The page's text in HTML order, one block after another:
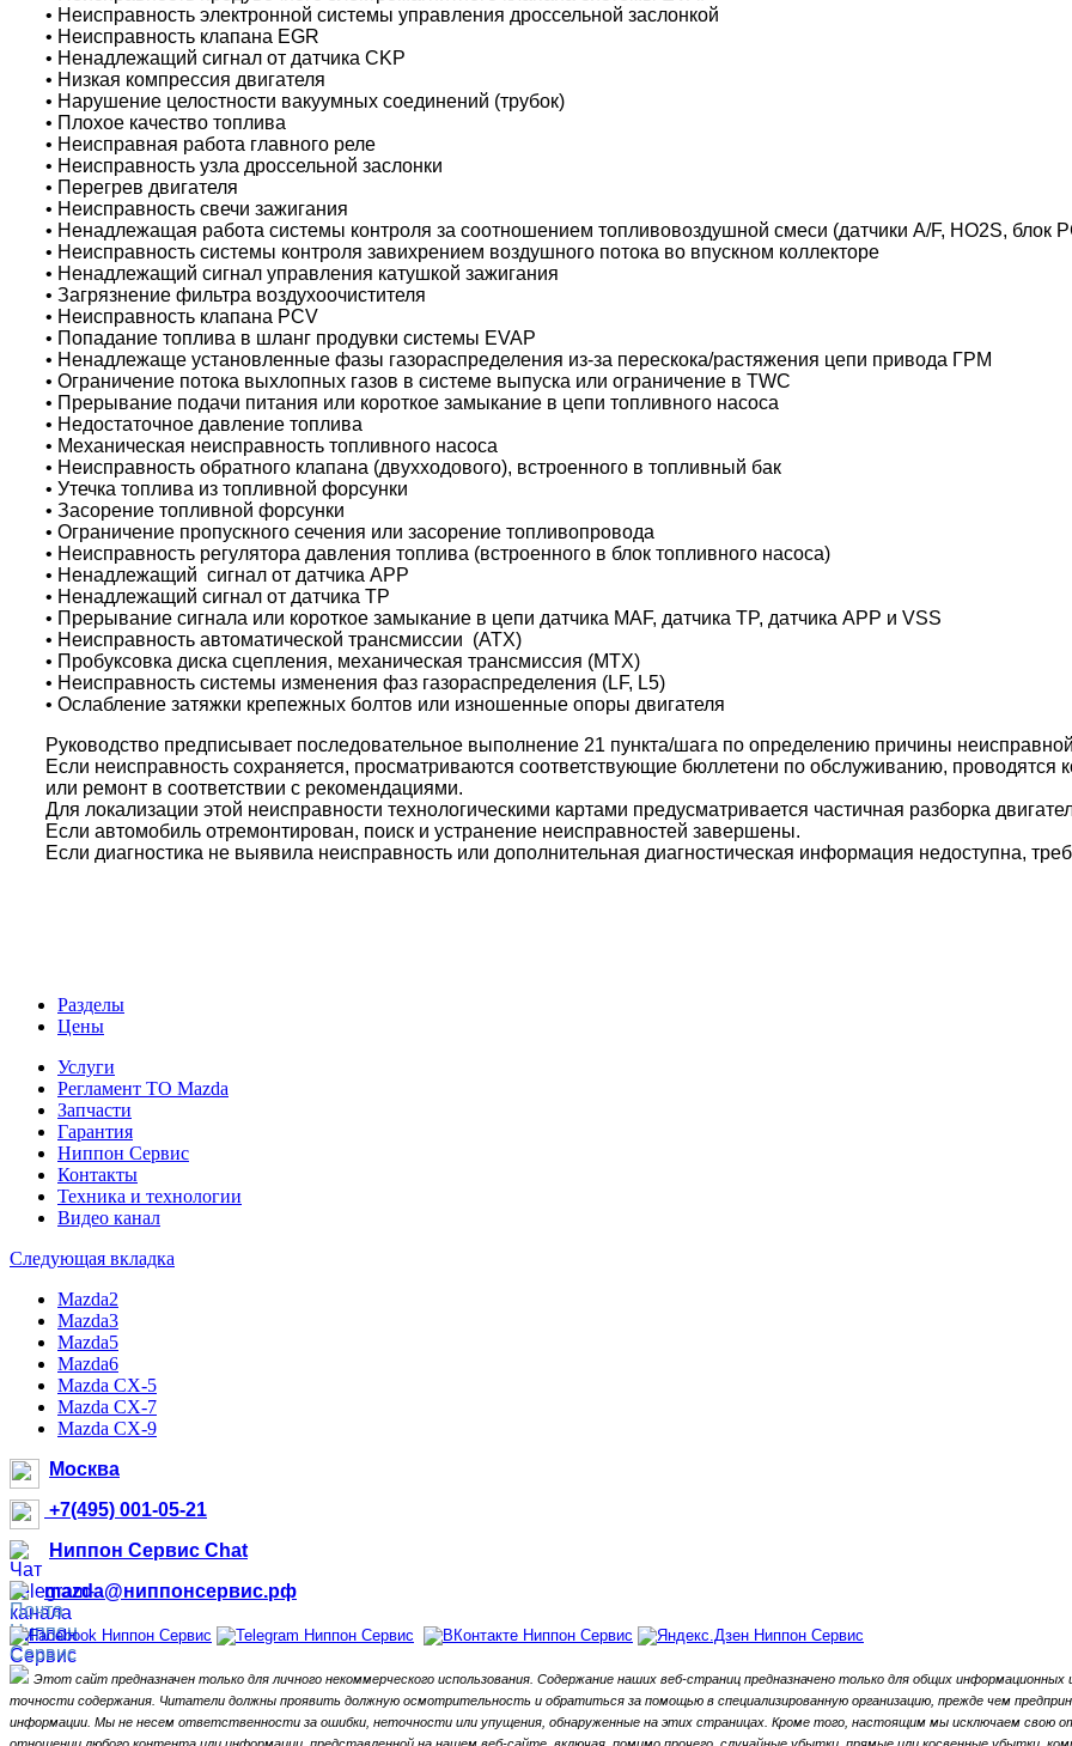
• Неисправность электронной системы управления дроссельной заслонкой
• Неисправность клапана EGR
• Ненадлежащий сигнал от датчика CKP
• Низкая компрессия двигателя
• Нарушение целостности вакуумных соединений (трубок)
• Плохое качество топлива
• Неисправная работа главного реле
• Неисправность узла дроссельной заслонки
• Перегрев двигателя
• Неисправность свечи зажигания
• Ненадлежащая работа системы контроля за соотношением топливовоздушной смеси (датчики A/F, HO2S, блок
• Неисправность системы контроля завихрением воздушного потока во впускном коллекторе
• Ненадлежащий сигнал управления катушкой зажигания
• Загрязнение фильтра воздухоочистителя
• Неисправность клапана PCV
• Попадание топлива в шланг продувки системы EVAP
• Ненадлежаще установленные фазы газораспределения из-за перескока/растяжения цепи привода ГРМ
• Ограничение потока выхлопных газов в системе выпуска или ограничение в TWC
• Прерывание подачи питания или короткое замыкание в цепи топливного насоса
• Недостаточное давление топлива
• Механическая неисправность топливного насоса
• Неисправность обратного клапана (двухходового), встроенного в топливный бак
• Утечка топлива из топливной форсунки
• Засорение топливной форсунки
• Ограничение пропускного сечения или засорение топливопровода
• Неисправность регулятора давления топлива (встроенного в блок топливного насоса)
• Ненадлежащий сигнал от датчика APP
• Ненадлежащий сигнал от датчика TP
• Прерывание сигнала или короткое замыкание в цепи датчика MAF, датчика TP, датчика APP и VSS
• Неисправность автоматической трансмиссии (АТХ)
• Пробуксовка диска сцепления, механическая трансмиссия (MTX)
• Неисправность системы изменения фаз газораспределения (LF, L5)
• Ослабление затяжки крепежных болтов или изношенные опоры двигателя
Руководство предписывает последовательное выполнение 21 пункта/шага по определению причины
Если неисправность сохраняется, просматриваются соответствующие бюллетени по обслуживанию, проводятся
или ремонт в соответствии с рекомендациями.
Для локализации этой неисправности технологическими картами предусматривается частичная разборка
Если автомобиль отремонтирован, поиск и устранение неисправностей завершены.
Если диагностика не выявила неисправность или дополнительная диагностическая информация недоступна,
Разделы
Цены
Услуги
Регламент ТО Mazda
Запчасти
Гарантия
Ниппон Сервис
Контакты
Техника и технологии
Видео канал
Следующая вкладка
Mazda2
Mazda3
Mazda5
Mazda6
Mazda CX-5
Mazda CX-7
Mazda CX-9
Москва
+7(495) 001-05-21
Ниппон Сервис Chat
mazda@ниппонсервис.рф
Этот сайт предназначен только для личного некоммерческого использования. Содержание наших веб-страниц предназначено только для общих информационных
точности содержания. Читатели должны проявить должную осмотрительность и обратиться за помощью в специализированную организацию, прежде чем
информации. Мы не несем ответственности за ошибки, неточности или упущения, обнаруженные на этих страницах. Кроме того, настоящим мы исключаем свою
отношении любого контента или информации, представленной на нашем веб-сайте, включая, помимо прочего, случайные убытки, прямые или косвенные убытки,